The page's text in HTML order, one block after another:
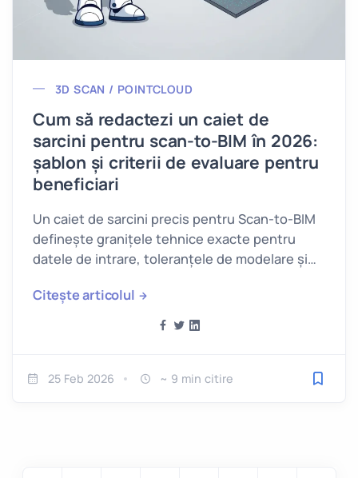
3D SCAN / POINTCLOUD
Cum să redactezi un caiet de
sarcini pentru scan-to-BIM în 2026:
șablon și criterii de evaluare pentru
beneficiari
Un caiet de sarcini precis pentru Scan-to-BIM
definește granițele tehnice exacte pentru
datele de intrare, toleranțele de modelare și
Citește articolul
25 Feb 2026 ~ 9 min citire